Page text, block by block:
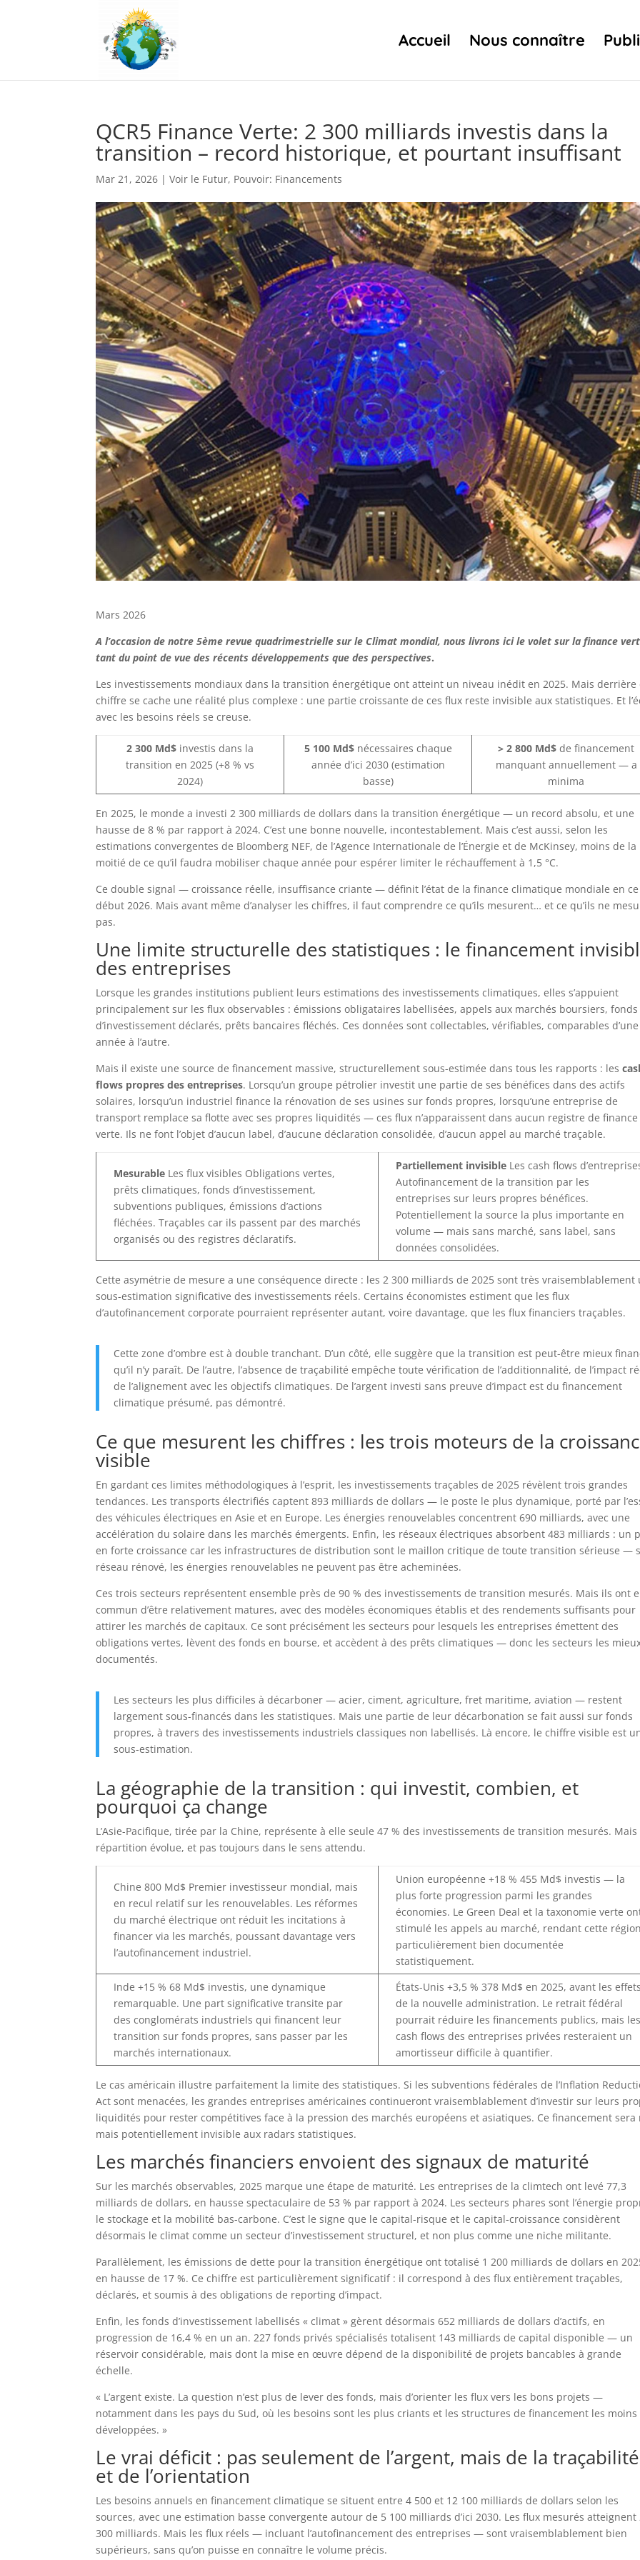
Accueil Nous connaître
QCR5 Finance Verte: 2 300 milliards investis dans la
transition – record historique, et pourtant insuffisant
Mar 21, 2026 |Voir le Futur, Pouvoir: Financements
Mars 2026
A l’occasion de notre 5ème revue quadrimestrielle sur le Climat mondial, nous livrons ici le volet sur la finance
tant du point de vue des récents développements que des perspectives.
Les investissements mondiaux dans la transition énergétique ont atteint un niveau inédit en 2025. Mais derrière
chiffre se cache une réalité plus complexe : une partie croissante de ces flux reste invisible aux statistiques. Et
avec les besoins réels se creuse.
2 300 Md$ investis dans la
transition en 2025 (+8 % vs
2024)
5 100 Md$nécessaires chaque
année d’ici 2030 (estimation
basse)
> 2 800 Md$ de financement
manquant annuellement — a
minima
En 2025, le monde a investi 2 300 milliards de dollars dans la transition énergétique — un record absolu, et une
hausse de 8 % par rapport à 2024. C’est une bonne nouvelle, incontestablement. Mais c’est aussi, selon les
estimations convergentes de Bloomberg NEF, de l’Agence Internationale de l’Énergie et de McKinsey, moins de la
moitié de ce qu’il faudra mobiliser chaque année pour espérer limiter le réchauffement à 1,5 °C.
Ce double signal — croissance réelle, insuffisance criante — définit l’état de la finance climatique mondiale en ce
début 2026. Mais avant même d’analyser les chiffres, il faut comprendre ce qu’ils mesurent… et ce qu’ils ne
pas.
Une limite structurelle des statistiques : le financement
des entreprises
Lorsque les grandes institutions publient leurs estimations des investissements climatiques, elles s’appuient
principalement sur les flux observables : émissions obligataires labellisées, appels aux marchés boursiers, fonds
d’investissement déclarés, prêts bancaires fléchés. Ces données sont collectables, vérifiables, comparables d’une
année à l’autre.
Mais il existe une source de financement massive, structurellement sous-estimée dans tous les rapports : les
flows propres des entreprises. Lorsqu’un groupe pétrolier investit une partie de ses bénéfices dans des actifs
solaires, lorsqu’un industriel finance la rénovation de ses usines sur fonds propres, lorsqu’une entreprise de
transport remplace sa flotte avec ses propres liquidités — ces flux n’apparaissent dans aucun registre de finance
verte. Ils ne font l’objet d’aucun label, d’aucune déclaration consolidée, d’aucun appel au marché traçable.
Mesurable Les flux visibles Obligations vertes,
prêts climatiques, fonds d’investissement,
subventions publiques, émissions d’actions
fléchées. Traçables car ils passent par des marchés
organisés ou des registres déclaratifs.
Partiellement invisible Les cash flows
Autofinancement de la transition par les
entreprises sur leurs propres bénéfices.
Potentiellement la source la plus importante en
volume — mais sans marché, sans label, sans
données consolidées.
Cette asymétrie de mesure a une conséquence directe : les 2 300 milliards de 2025 sont très vraisemblablement
sous-estimation significative des investissements réels. Certains économistes estiment que les flux
d’autofinancement corporate pourraient représenter autant, voire davantage, que les flux financiers traçables.
Cette zone d’ombre est à double tranchant. D’un côté, elle suggère que la transition est peut-être mieux
qu’il n’y paraît. De l’autre, l’absence de traçabilité empêche toute vérification de l’additionnalité, de l’impact
de l’alignement avec les objectifs climatiques. De l’argent investi sans preuve d’impact est du financement
climatique présumé, pas démontré.
Ce que mesurent les chiffres : les trois moteurs de la
visible
En gardant ces limites méthodologiques à l’esprit, les investissements traçables de 2025 révèlent trois grandes
tendances. Les transports électrifiés captent 893 milliards de dollars — le poste le plus dynamique, porté par
des véhicules électriques en Asie et en Europe. Les énergies renouvelables concentrent 690 milliards, avec une
accélération du solaire dans les marchés émergents. Enfin, les réseaux électriques absorbent 483 milliards : un
en forte croissance car les infrastructures de distribution sont le maillon critique de toute transition sérieuse —
réseau rénové, les énergies renouvelables ne peuvent pas être acheminées.
Ces trois secteurs représentent ensemble près de 90 % des investissements de transition mesurés. Mais ils ont
commun d’être relativement matures, avec des modèles économiques établis et des rendements suffisants pour
attirer les marchés de capitaux. Ce sont précisément les secteurs pour lesquels les entreprises émettent des
obligations vertes, lèvent des fonds en bourse, et accèdent à des prêts climatiques — donc les secteurs les
documentés.
Les secteurs les plus difficiles à décarboner — acier, ciment, agriculture, fret maritime, aviation — restent
largement sous-financés dans les statistiques. Mais une partie de leur décarbonation se fait aussi sur fonds
propres, à travers des investissements industriels classiques non labellisés. Là encore, le chiffre visible est
sous-estimation.
La géographie de la transition : qui investit, combien, et
pourquoi ça change
L’Asie-Pacifique, tirée par la Chine, représente à elle seule 47 % des investissements de transition mesurés. Mais
répartition évolue, et pas toujours dans le sens attendu.
Chine 800 Md$ Premier investisseur mondial, mais
en recul relatif sur les renouvelables. Les réformes
du marché électrique ont réduit les incitations à
financer via les marchés, poussant davantage vers
l’autofinancement industriel.
Union européenne +18 % 455 Md$ investis — la
plus forte progression parmi les grandes
économies. Le Green Deal et la taxonomie verte
stimulé les appels au marché, rendant cette région
particulièrement bien documentée
statistiquement.
Inde +15 % 68 Md$ investis, une dynamique
remarquable. Une part significative transite par
des conglomérats industriels qui financent leur
transition sur fonds propres, sans passer par les
marchés internationaux.
États-Unis +3,5 % 378 Md$ en 2025, avant les effets
de la nouvelle administration. Le retrait fédéral
pourrait réduire les financements publics, mais les
cash flows des entreprises privées resteraient un
amortisseur difficile à quantifier.
Le cas américain illustre parfaitement la limite des statistiques. Si les subventions fédérales de l’Inflation
Act sont menacées, les grandes entreprises américaines continueront vraisemblablement d’investir sur leurs
liquidités pour rester compétitives face à la pression des marchés européens et asiatiques. Ce financement sera
mais potentiellement invisible aux radars statistiques.
Les marchés financiers envoient des signaux de maturité
Sur les marchés observables, 2025 marque une étape de maturité. Les entreprises de la climtech ont levé 77,3
milliards de dollars, en hausse spectaculaire de 53 % par rapport à 2024. Les secteurs phares sont l’énergie
le stockage et la mobilité bas-carbone. C’est le signe que le capital-risque et le capital-croissance considèrent
désormais le climat comme un secteur d’investissement structurel, et non plus comme une niche militante.
Parallèlement, les émissions de dette pour la transition énergétique ont totalisé 1 200 milliards de dollars en
en hausse de 17 %. Ce chiffre est particulièrement significatif : il correspond à des flux entièrement traçables,
déclarés, et soumis à des obligations de reporting d’impact.
Enfin, les fonds d’investissement labellisés « climat » gèrent désormais 652 milliards de dollars d’actifs, en
progression de 16,4 % en un an. 227 fonds privés spécialisés totalisent 143 milliards de capital disponible — un
réservoir considérable, mais dont la mise en œuvre dépend de la disponibilité de projets bancables à grande
échelle.
« L’argent existe. La question n’est plus de lever des fonds, mais d’orienter les flux vers les bons projets —
notamment dans les pays du Sud, où les besoins sont les plus criants et les structures de financement les moins
développées. »
Le vrai déficit : pas seulement de l’argent, mais de la traçabilité
et de l’orientation
Les besoins annuels en financement climatique se situent entre 4 500 et 12 100 milliards de dollars selon les
sources, avec une estimation basse convergente autour de 5 100 milliards d’ici 2030. Les flux mesurés atteignent
300 milliards. Mais les flux réels — incluant l’autofinancement des entreprises — sont vraisemblablement bien
supérieurs, sans qu’on puisse en connaître le volume précis.